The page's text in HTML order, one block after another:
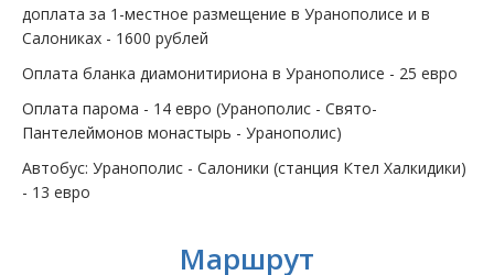
доплата за 1-местное размещение в Уранополисе и в
Салониках - 1600 рублей
Оплата бланка диамонитириона в Уранополисе - 25 евро
Оплата парома - 14 евро (Уранополис - Свято-
Пантелеймонов монастырь - Уранополис)
Автобус: Уранополис - Салоники (станция Ктел Халкидики)
- 13 евро
Маршрут